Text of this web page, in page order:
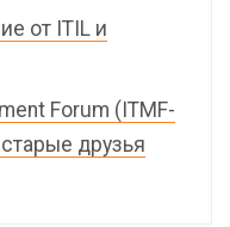
от ITIL и
Forum (ITMF-
друзья